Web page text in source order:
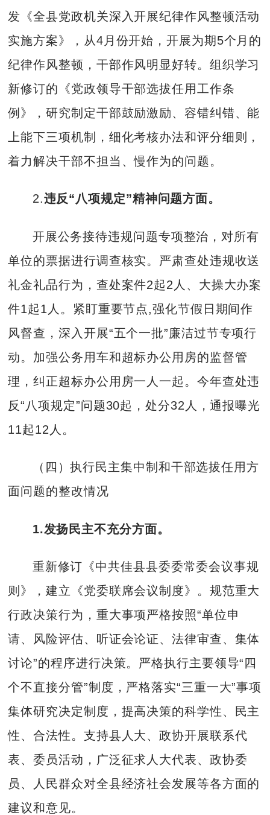
发《全县党政机关深入开展纪律作风整顿活动
实施方案》，从4月份开始，开展为期5个月的
纪律作风整顿，干部作风明显好转。组织学习
新修订的《党政领导干部选拔任用工作条
例》，研究制定干部鼓励激励、容错纠错、能
上能下三项机制，细化考核办法和评分细则，
着力解决干部不担当、慢作为的问题。
2.违反“八项规定”精神问题方面。
开展公务接待违规问题专项整治，对所有
单位的票据进行调查核实。严肃查处违规收送
礼金礼品行为，查处案件2起2人、大操大办案
件1起1人。紧盯重要节点,强化节假日期间作
风督查，深入开展“五个一批”廉洁过节专项行
动。加强公务用车和超标办公用房的监督管
理，纠正超标办公用房一人一起。今年查处违
反“八项规定”问题30起，处分32人，通报曝光
11起12人。
（四）执行民主集中制和干部选拔任用方
面问题的整改情况
1.发扬民主不充分方面。
重新修订《中共佳县县委委常委会议事规
则》，建立《党委联席会议制度》。规范重大
行政决策行为，重大事项严格按照“单位申
请、风险评估、听证会论证、法律审查、集体
讨论”的程序进行决策。严格执行主要领导“四
个不直接分管”制度，严格落实“三重一大”事项
集体研究决定制度，提高决策的科学性、民主
性、合法性。支持县人大、政协开展联系代
表、委员活动，广泛征求人大代表、政协委
员、人民群众对全县经济社会发展等各方面的
建议和意见。